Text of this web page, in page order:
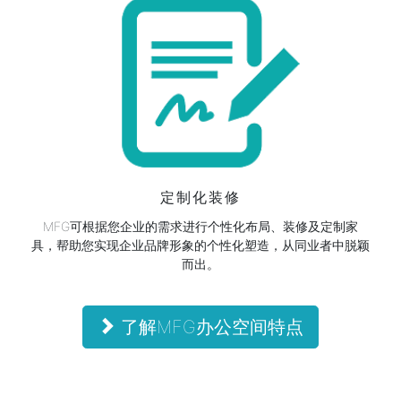
定制化装修
MFG可根据您企业的需求进行个性化布局、装修及定制家
具，帮助您实现企业品牌形象的个性化塑造，从同业者中脱颖
而出。
了解MFG办公空间特点